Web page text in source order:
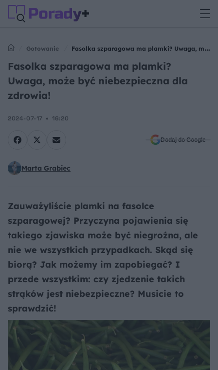
Gotowanie
Fasolka szparagowa ma plamki? Uwaga, może
być niebezpieczna dla zdrowia!
Fasolka szparagowa ma plamki?
Uwaga, może być niebezpieczna dla
zdrowia!
2024-07-17 16:20
Dodaj do Google
Marta Grabiec
Zauważyliście plamki na fasolce
szparagowej? Przyczyna pojawienia się
takiego zjawiska może być niegroźna, ale
nie we wszystkich przypadkach. Skąd się
biorą? Jak możemy im zapobiegać? I
przede wszystkim: czy zjedzenie takich
strąków jest niebezpieczne? Musicie to
sprawdzić!